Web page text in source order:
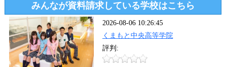
みんなが資料請求している学校はこちら